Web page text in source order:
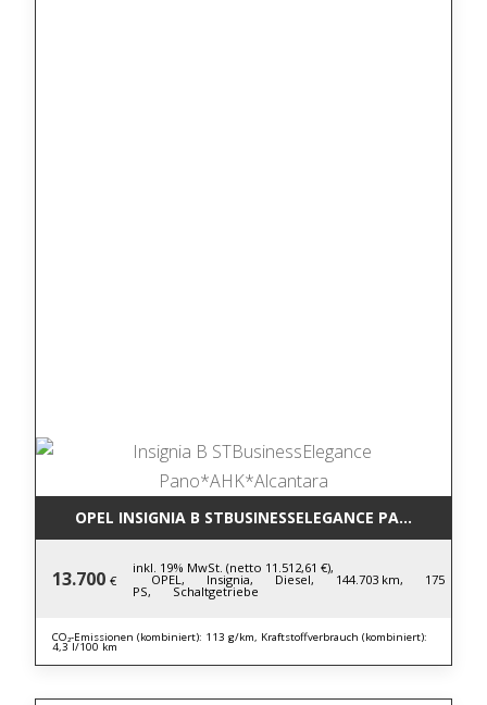
OPEL INSIGNIA B STBUSINESSELEGANCE
13.700 €
inkl. 19% MwSt. (netto 11.512,61 €),
OPEL, Insignia, Diesel, 144.703 km, 175
PS, Schaltgetriebe
CO₂-Emissionen (kombiniert): 113 g/km, Kraftstoffverbrauch (kombiniert):
4,3 l/100 km